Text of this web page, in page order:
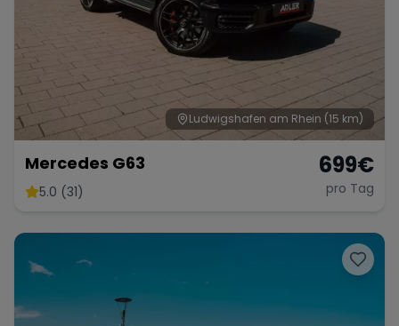
Ludwigshafen am Rhein (15 km)
Mercedes G63
5.0 (31)
699€
pro Tag